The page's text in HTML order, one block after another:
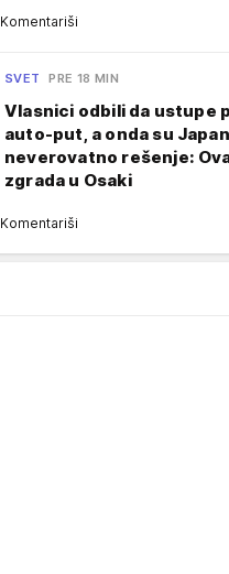
Komentariši
SVET PRE 18 MIN
Vlasnici odbili da ustupe
auto-put, a onda su
neverovatno rešenje:
zgrada u Osaki
Komentariši